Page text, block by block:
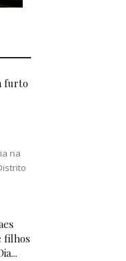
furto
na
filhos